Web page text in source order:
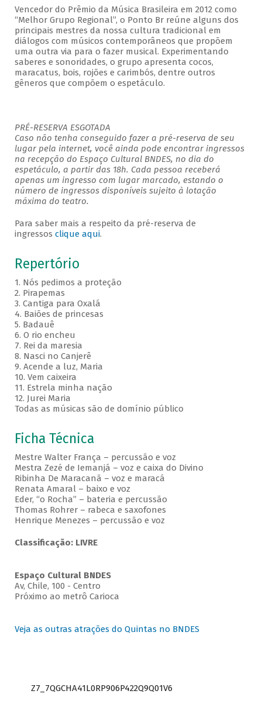
Vencedor do Prêmio da Música Brasileira em 2012 como
“Melhor Grupo Regional”, o Ponto Br reúne alguns dos
principais mestres da nossa cultura tradicional em
diálogos com músicos contemporâneos que propõem
uma outra via para o fazer musical. Experimentando
saberes e sonoridades, o grupo apresenta cocos,
maracatus, bois, rojões e carimbós, dentre outros
gêneros que compõem o espetáculo.
PRÉ-RESERVA ESGOTADA
Caso não tenha conseguido fazer a pré-reserva de seu
lugar pela internet, você ainda pode encontrar ingressos
na recepção do Espaço Cultural BNDES, no dia do
espetáculo, a partir das 18h. Cada pessoa receberá
apenas um ingresso com lugar marcado, estando o
número de ingressos disponíveis sujeito à lotação
máxima do teatro.
Para saber mais a respeito da pré-reserva de
ingressos clique aqui.
Repertório
1. Nós pedimos a proteção
2. Pirapemas
3. Cantiga para Oxalá
4. Baiões de princesas
5. Badauê
6. O rio encheu
7. Rei da maresia
8. Nasci no Canjerê
9. Acende a luz, Maria
10. Vem caixeira
11. Estrela minha nação
12. Jurei Maria
Todas as músicas são de domínio público
Ficha Técnica
Mestre Walter França – percussão e voz
Mestra Zezé de Iemanjá – voz e caixa do Divino
Ribinha De Maracanã – voz e maracá
Renata Amaral – baixo e voz
Eder, “o Rocha” – bateria e percussão
Thomas Rohrer – rabeca e saxofones
Henrique Menezes – percussão e voz
Classificação: LIVRE
Espaço Cultural BNDES
Av, Chile, 100 - Centro
Próximo ao metrô Carioca
Veja as outras atrações do Quintas no BNDES
Z7_7QGCHA41L0RP906P422Q9Q01V6